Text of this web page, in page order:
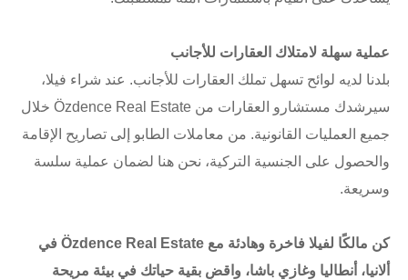
عملية سهلة لامتلاك العقارات للأجانب
بلدنا لديه لوائح تسهل تملك العقارات للأجانب. عند شراء فيلا،
سيرشدك مستشارو العقارات من Özdence Real Estate خلال
جميع العمليات القانونية. من معاملات الطابو إلى تصاريح الإقامة
والحصول على الجنسية التركية، نحن هنا لضمان عملية سلسة
وسريعة.
كن مالكًا لفيلا فاخرة وهادئة مع Özdence Real Estate في
ألانيا، أنطاليا وغازي باشا، واقضِ بقية حياتك في بيئة مريحة